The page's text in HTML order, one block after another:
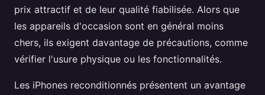
prix attractif et de leur qualité fiabilisée. Alors que
les appareils d'occasion sont en général moins
chers, ils exigent davantage de précautions, comme
vérifier l'usure physique ou les fonctionnalités.
Les iPhones reconditionnés présentent un avantage